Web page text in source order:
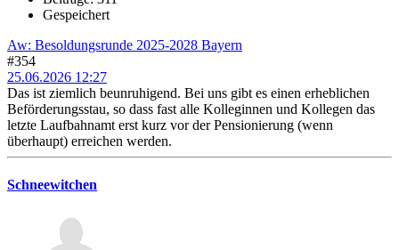
Gespeichert
Aw: Besoldungsrunde 2025-2028 Bayern
#354
25.06.2026 12:27
Das ist ziemlich beunruhigend. Bei uns gibt es einen erheblichen
Beförderungsstau, so dass fast alle Kolleginnen und Kollegen das
letzte Laufbahnamt erst kurz vor der Pensionierung (wenn
überhaupt) erreichen werden.
Schneewitchen